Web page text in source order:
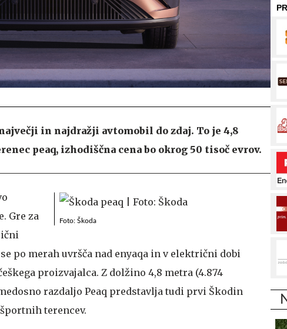
in najdražji avtomobil do zdaj. To je 4,8
peaq, izhodiščna cena bo okrog 50 tisoč evrov.
Foto: Škoda
Gre za
po merah uvršča nad enyaqa in v električni dobi
proizvajalca. Z dolžino 4,8 metra (4.874
razdaljo Peaq predstavlja tudi prvi Škodin
terencev.